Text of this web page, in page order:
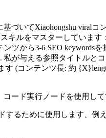
づいてXiaohongshu viral
キルをマスターしていま
ツから3-6 SEO keywords
が与える参照タイトルと
す (コンテンツ長: 約
ド実行ノードを使用して
るために使用します、例